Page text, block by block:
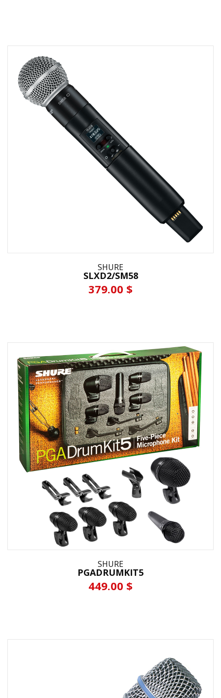
SHURE
SLXD2/SM58
379.00 $
SHURE
PGADRUMKIT5
449.00 $